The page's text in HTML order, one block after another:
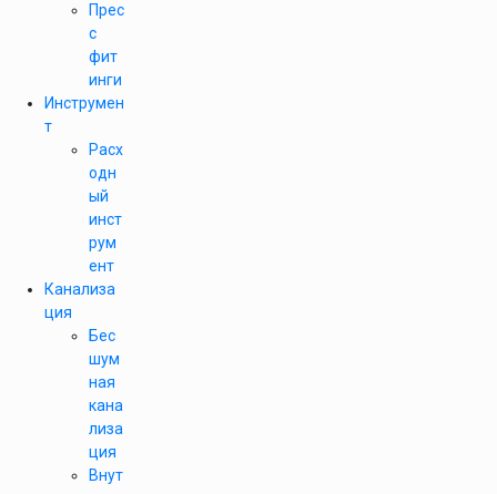
Прес
с
фит
инги
Инструмен
т
Расх
одн
ый
инст
рум
ент
Канализа
ция
Бес
шум
ная
кана
лиза
ция
Внут